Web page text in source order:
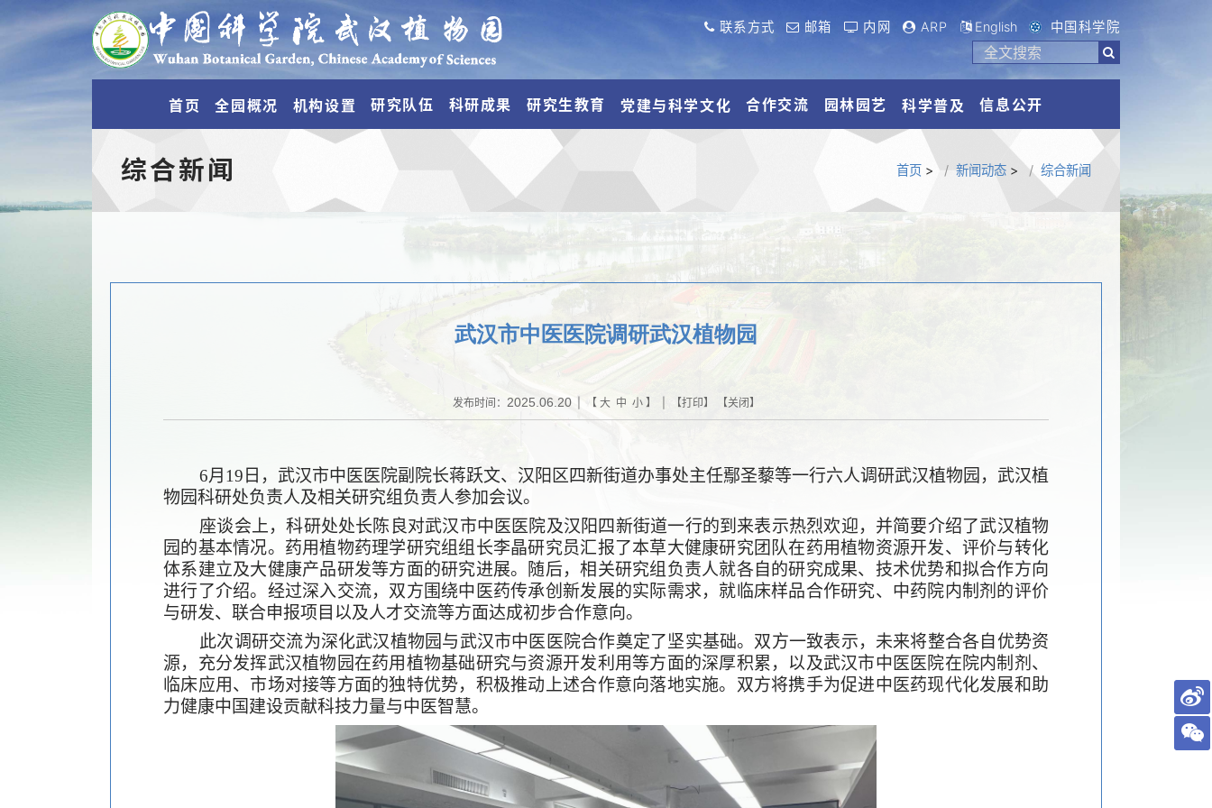
联系方式 邮箱 内网 ARP English 中国科学院
首页 全园概况 机构设置 研究队伍 科研成果 研究生教育 党建与科学文化 合作交流 园林园艺 科学普及 信息公开
综合新闻 首页> 新闻动态> 综合新闻
武汉市中医医院调研武汉植物园
发布时间： 2025.06.20| 【 大 中 小】 | 【打印】 【关闭】
6月 19 日，武汉市中医医院副院长蒋跃文、汉阳区四新街道办事处主任鄢圣藜等一行六人调研武汉植物园，武汉植
物园科研处负责人及相关研究组负责人参加会议。
座谈会上，科研处处长陈良对武汉市中医医院及汉阳四新街道一行的到来表示热烈欢迎，并简要介绍了武汉植物
园的基本情况。药用植物药理学研究组组长李晶研究员汇报了本草大健康研究团队在药用植物资源开发、评价与转化
体系建立及大健康产品研发等方面的研究进展。随后，相关研究组负责人就各自的研究成果、技术优势和拟合作方向
进行了介绍。 经过深入交流，双方围绕中医药传承创新发展的实际需求，就临床样品合作研究、中药院内制剂的评价
与研发、联合申报项目以及人才交流等方面达成初步合作意向。
此次调研交流为深化武汉植物园与武汉市中医医院合作奠定了坚实基础。双方一致表示， 未来将整合各自优势资
源，充分发挥武汉植物园在药用植物基础研究与资源开发利用等方面的深厚积累，以及武汉市中医医院在院内制剂、
临床应用、市场对接等方面的独特优势，积极推动上述合作意向落地实施。双方将携手为促进中医药现代化发展和助
力健康中国建设贡献科技力量与中医智慧。